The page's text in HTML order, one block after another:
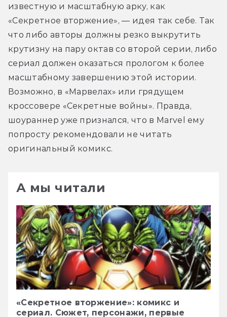
известную и масштабную арку, как
«Секретное вторжение», — идея так себе. Так
что либо авторы должны резко выкрутить
крутизну на пару октав со второй серии, либо
сериал должен оказаться прологом к более
масштабному завершению этой истории.
Возможно, в «Марвелах» или грядущем
кроссовере «Секретные войны». Правда,
шоураннер уже признался, что в Marvel ему
попросту рекомендовали не читать
оригинальный комикс.
А мы читали
«Секретное вторжение»: комикс и
сериал. Сюжет, персонажи, первые